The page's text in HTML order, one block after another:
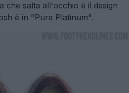
che salta all'occhio è il design
è in "Pure Platinum".